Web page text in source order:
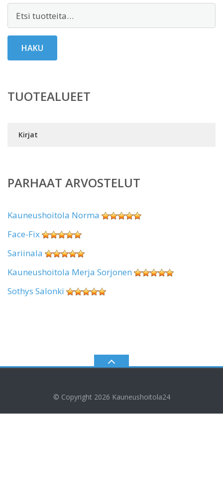
HAKU
TUOTEALUEET
Kirjat
PARHAAT ARVOSTELUT
Kauneushoitola Norma
Face-Fix
Sariinala
Kauneushoitola Merja Sorjonen
Sothys Salonki
© Copyright 2026 Kauneushoitola24